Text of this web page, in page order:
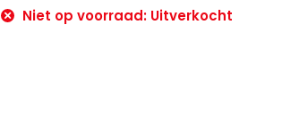
Niet op voorraad: Uitverkocht